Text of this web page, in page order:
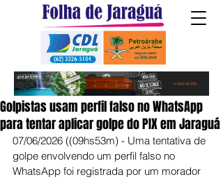
Golpistas usam perfil falso no WhatsApp
para tentar aplicar golpe do PIX em Jaraguá
07/06/2026 ((09hs53m) - Uma tentativa de
golpe envolvendo um perfil falso no
WhatsApp foi registrada por um morador